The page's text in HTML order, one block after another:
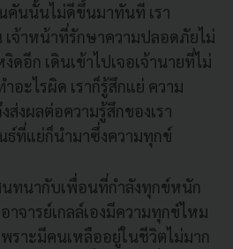
นนั้นไม่ดีขึ้นมาทันที เรา
จ้าหน้าที่รักษาความปลอดภัยไม่
ดอีก เดินเข้าไปเจอเจ้านายที่ไม่
อะไรผิด เราก็รู้สึกแย่ ความ
ส่งผลต่อความรู้สึกของเรา
ธ์ที่แย่ก็นำมาซึ่งความทุกข์
นทนากับเพื่อนที่กำลังทุกข์หนัก
าจารย์เกลล์เองมีความทุกข์ไหม
ราะมีคนเหลืออยู่ในชีวิตไม่มาก